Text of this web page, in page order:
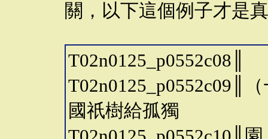
關，以下這個例子才是
T02n0125_p0552c09║
國祇樹給孤獨